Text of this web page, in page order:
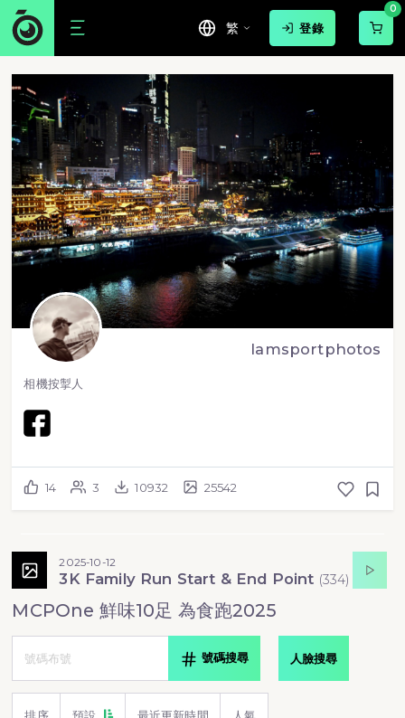
繁 登錄
0
lamsportphotos
相機按掣人
14 3 10932 25542
2025-10-12
3K Family Run Start & End Point (334)
MCPOne 鮮味10足 為食跑2025
號碼搜尋 人臉搜尋